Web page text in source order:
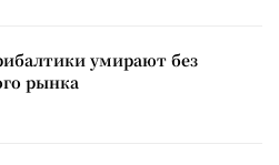
умирают без
рынка